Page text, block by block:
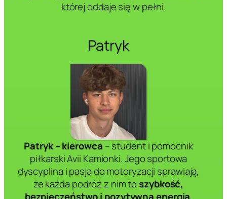
której oddaje się w pełni.
Patryk
Patryk – kierowca – student i pomocnik
piłkarski Avii Kamionki. Jego sportowa
dyscyplina i pasja do motoryzacji sprawiają,
że każda podróż z nim to szybkość,
bezpieczeństwo i pozytywna energia.